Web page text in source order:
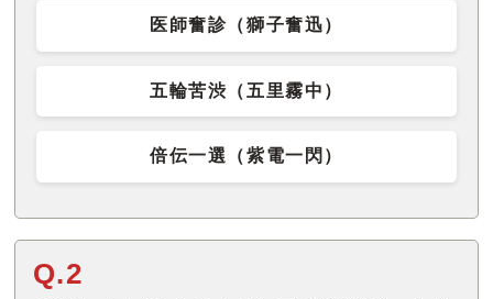
医師奮診（獅子奮迅）
五輪苦渋（五里霧中）
倍伝一選（紫電一閃）
Q.2